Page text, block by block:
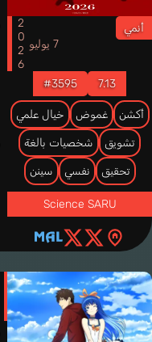
أنمي
7 يوليو
2026
7.13
#3595
أكشن غموض خيال علمي
تشويق شخصيات بالغة
تحقيق نفسي سينن
Science SARU